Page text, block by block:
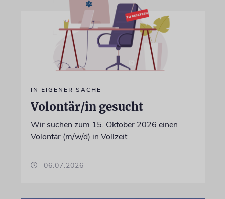
IN EIGENER SACHE
Volontär/in gesucht
Wir suchen zum 15. Oktober 2026 einen
Volontär (m/w/d) in Vollzeit
06.07.2026